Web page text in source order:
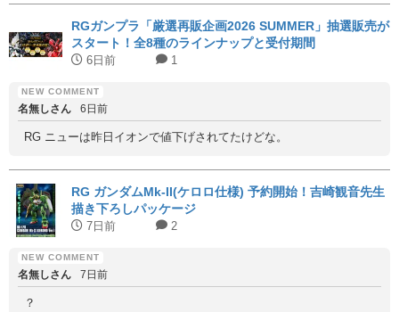
RGガンプラ「厳選再販企画2026 SUMMER」抽選販売が
スタート！全8種のラインナップと受付期間
6日前 1
名無しさん 6日前
RG ニューは昨日イオンで値下げされてたけどな。
RG ガンダムMk-II(ケロロ仕様) 予約開始！吉崎観音先生
描き下ろしパッケージ
7日前 2
名無しさん 7日前
？